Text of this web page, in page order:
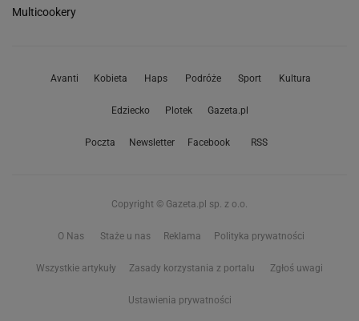
Multicookery
Avanti Kobieta Haps Podróże Sport Kultura
Edziecko Plotek Gazeta.pl
Poczta Newsletter Facebook RSS
Copyright © Gazeta.pl sp. z o.o.
O Nas Staże u nas Reklama Polityka prywatności
Wszystkie artykuły Zasady korzystania z portalu Zgłoś uwagi
Ustawienia prywatności